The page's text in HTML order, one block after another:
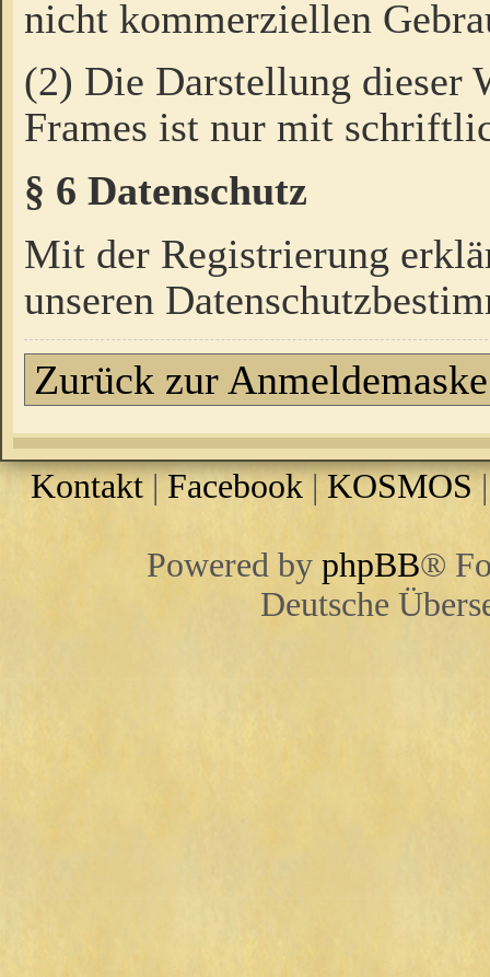
nicht kommerziellen
(2) Die Darstellung dieser
Frames ist nur mit
§ 6 Datenschutz
Mit der Registrierung
unseren
Zurück zur Anmeldemaske
Kontakt|Facebook|KOSMOS
Powered by phpBB®
Deutsche